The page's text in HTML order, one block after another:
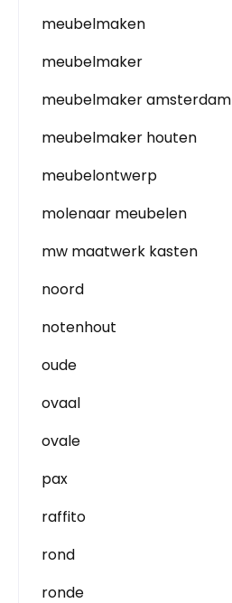
meubelmaken
meubelmaker
meubelmaker amsterdam
meubelmaker houten
meubelontwerp
molenaar meubelen
mw maatwerk kasten
noord
notenhout
oude
ovaal
ovale
pax
raffito
rond
ronde